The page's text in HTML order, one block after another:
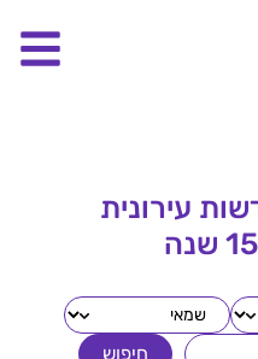
עירונית
חיפוש